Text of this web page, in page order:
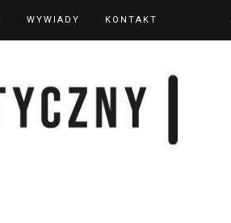
WYWIADY KONTAKT